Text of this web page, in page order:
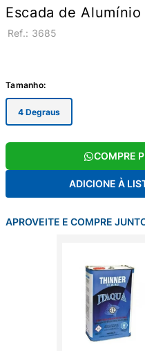
Escada de
: 3685
Tamanho:
4 Degraus
COMPRE
ADICIONE À
APROVEITE E COMPRE